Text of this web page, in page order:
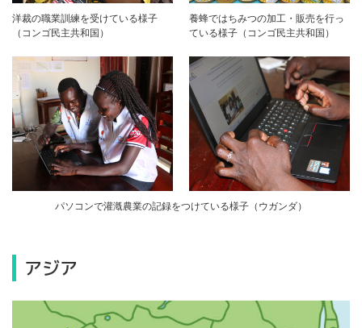
洋裁の職業訓練を受けている様子
（コンゴ民主共和国）
養蜂ではちみつの加工・販売を行っ
ている様子（コンゴ民主共和国）
パソコンで灌漑農業の記録をつけている様子（ウガンダ）
アジア